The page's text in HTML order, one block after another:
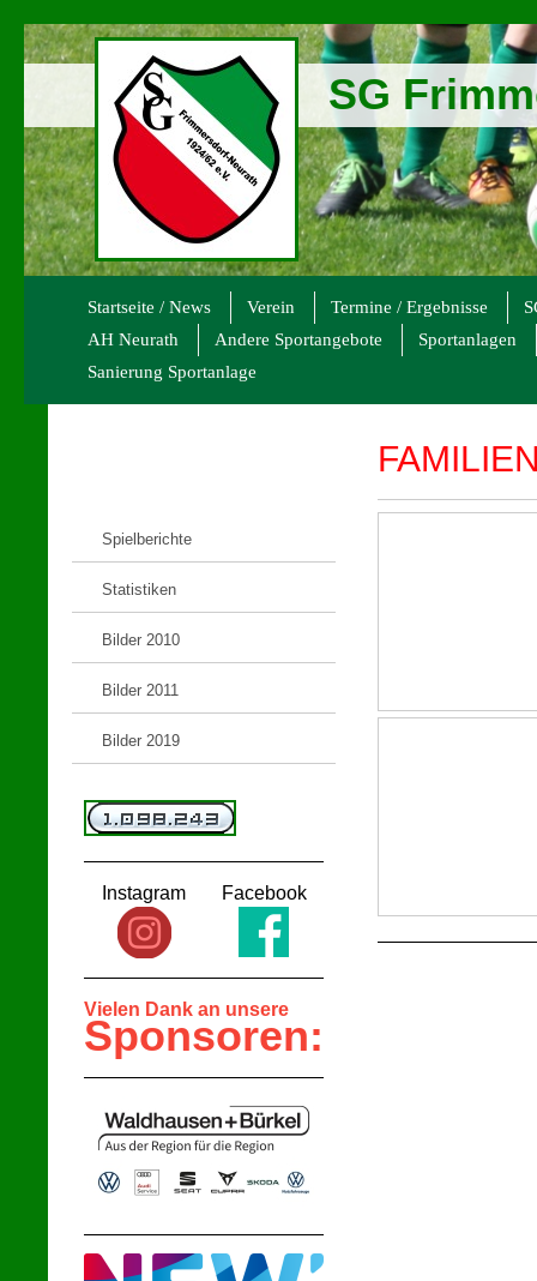
SG
Startseite / News Verein Termine / Ergebnisse
AH Neurath
Andere Sportangebote
Sportanlagen
Sanierung Sportanlage
Spielberichte
Statistiken
Bilder 2010
Bilder 2011
Bilder 2019
Instagram Facebook
Vielen Dank an unsere
Sponsoren: